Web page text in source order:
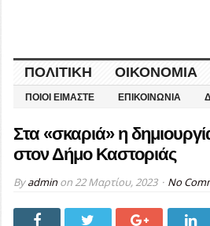
ΠΟΛΙΤΙΚΉ ΟΙΚΟΝΟΜΊΑ
ΠΟΙΟΙ ΕΊΜΑΣΤΕ ΕΠΙΚΟΙΝΩΝΊΑ
Στα «σκαριά» η
στον Δήμο Καστοριάς
Byadminon 22 Μαρτίου, 2023 No